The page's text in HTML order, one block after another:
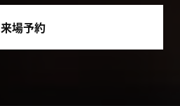
来場予約